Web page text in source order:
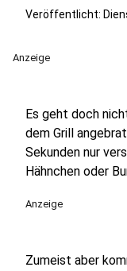
Veröffentlicht:
Anzeige
Es geht doch
dem Grill
Sekunden nur
Hähnchen oder
Anzeige
Zumeist aber